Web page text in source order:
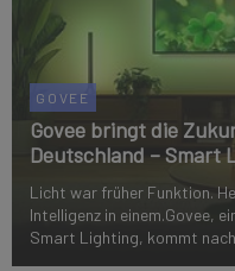
GOVEE
Govee bringt die
Deutschland – Smart
Licht war früher Funktion.
Intelligenz in einem.Govee,
Smart Lighting, kommt